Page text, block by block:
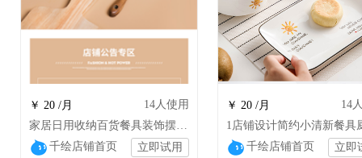
￥ 20 /月 14人使用
家居日用收纳百货餐具装饰摆件装修模板
千绘店铺首页
立即试用
￥ 20 /月 14
千绘店铺首页 立即